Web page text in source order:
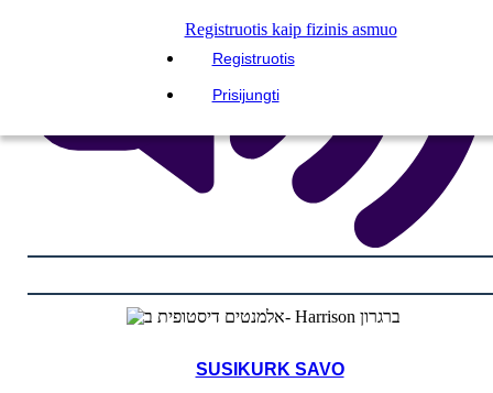
Registruotis kaip fizinis asmuo
Registruotis
Prisijungti
SUSIKURK SAVO